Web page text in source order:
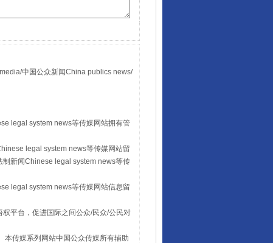
中国公众新闻China publics news/
legal system news等传媒网站拥有管
legal system news等传媒网站留
新闻Chinese legal system news等传
legal system news等传媒网站信息留
平台，促进国际之间公众/民众/公民对
传媒系列网站中国公众传媒所有辅助